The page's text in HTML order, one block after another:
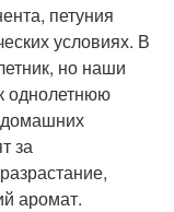
петуния
условиях. В
но наши
однолетнюю
домашних
за
аромат.